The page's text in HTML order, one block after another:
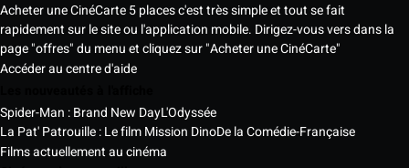
Acheter une CinéCarte 5 places c'est très simple et tout se fait
rapidement sur le site ou l'application mobile. Dirigez-vous vers dans la
page "offres" du menu et cliquez sur "Acheter une CinéCarte"
Accéder au centre d'aide
Spider-Man : Brand New DayL'Odyssée
La Pat' Patrouille : Le film Mission DinoDe la Comédie-Française
Films actuellement au cinéma